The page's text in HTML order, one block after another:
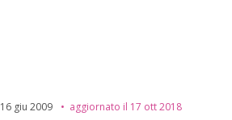
16 giu 2009 aggiornato il 17 ott 2018